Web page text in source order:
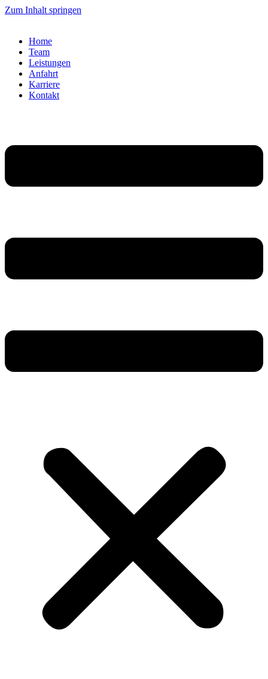
Zum Inhalt springen
Home
Team
Leistungen
Anfahrt
Karriere
Kontakt